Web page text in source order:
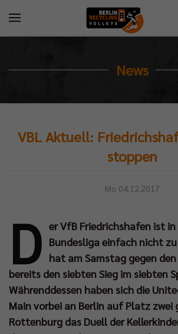
News
VBL Aktuell:
stoppen
Mo 04.12.2017
D er VfB Friedrichshafen ist
Bundesliga einfach nicht
hat am Samstag gegen den
bereits den siebten Sieg im siebten
Währenddessen haben sich die
Main vorbei an Berlin auf Platz zwei
Rottenburg das Duell der